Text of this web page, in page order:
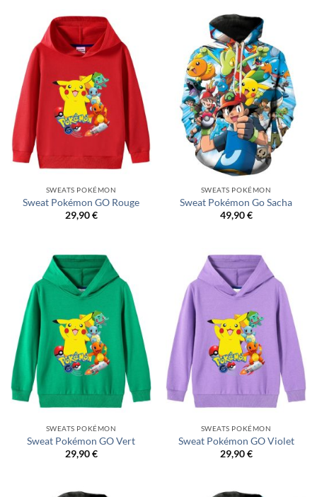
SWEATS POKÉMON
Sweat Pokémon GO Rouge
29,90€
SWEATS POKÉMON
Sweat Pokémon Go Sacha
49,90€
SWEATS POKÉMON
Sweat Pokémon GO Vert
29,90€
SWEATS POKÉMON
Sweat Pokémon GO Violet
29,90€